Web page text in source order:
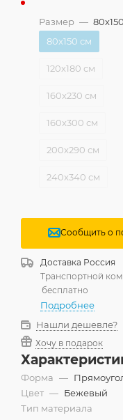
Размер —
80x150 см
120x180 см
160x230 см
160x300 см
200x290 см
240x340 см
Сообщить о
Доставка Россия
Транспортной
бесплатно
Подробнее
Нашли дешевле?
Хочу в подарок
Форма —
Цвет — Бежевый
Тип материала